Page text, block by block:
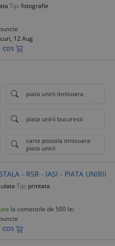
Tip: fotografie
12 Aug
cos
piata unirii timisoara
piata unirii bucuresti
carte postala timisoara
piata unirii
- RSR - IASI - PIATA UNIRII
Tip: printata
la comenzile de 500 lei
cos